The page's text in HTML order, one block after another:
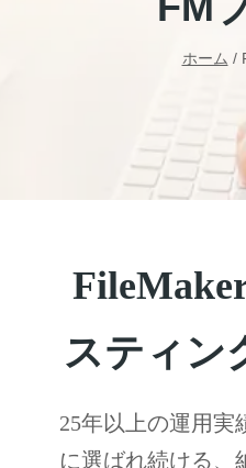
ホーム /
スティン
25年以上の運用実
に選ばれ続ける、